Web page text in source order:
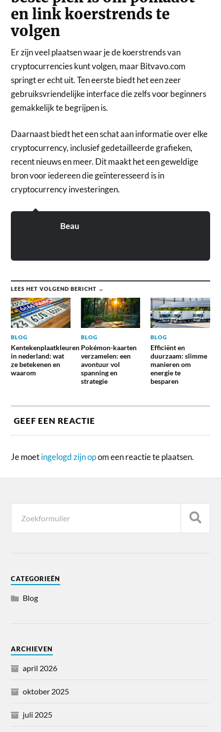
en link koerstrends te
volgen
Er zijn veel plaatsen waar je de koerstrends van
cryptocurrencies kunt volgen, maar Bitvavo.com
springt er echt uit. Ten eerste biedt het een zeer
gebruiksvriendelijke interface die zelfs voor beginners
gemakkelijk te begrijpen is.
Daarnaast biedt het een schat aan informatie over elke
cryptocurrency, inclusief gedetailleerde grafieken,
recent nieuws en meer. Dit maakt het een geweldige
bron voor iedereen die geïnteresseerd is in
cryptocurrency investeringen.
Beau
LEES HET VOLGEND BERICHT →
BLOG
Kentekenplaatkleuren
in nederland: wat
ze betekenen en
waarom
BLOG
Pokémon-kaarten
verzamelen: een
avontuur vol
spanning en
strategie
BLOG
Efficiënt en
duurzaam: slimme
manieren om
energie te
besparen
GEEF EEN REACTIE
Je moetingelogd zijn opom een reactie te plaatsen.
CATEGORIEËN
Blog
ARCHIEVEN
april 2026
oktober 2025
juli 2025